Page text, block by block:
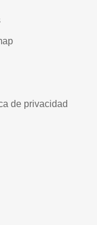
de privacidad